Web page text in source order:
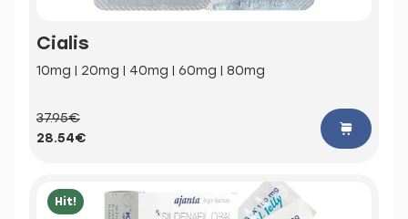
Cialis
10mg | 20mg | 40mg | 60mg | 80mg
37.95€
28.54€
Hit!